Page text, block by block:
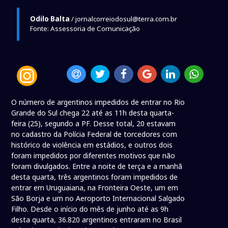
Odilo Balta / jornalcorreiodosul@terra.com.br
Fonte: Assessoria de Comunicação
O número de argentinos impedidos de entrar no Rio
Grande do Sul chega 22 até as 11h desta quarta-
feira (25), segundo a PF. Desse total, 20 estavam
no cadastro da Polícia Federal de torcedores com
histórico de violência em estádios, e outros dois
foram impedidos por diferentes motivos que não
foram divulgados. Entre a noite de terça e a manhã
desta quarta, três argentinos foram impedidos de
entrar em Uruguaiana, na Fronteira Oeste, um em
São Borja e um no Aeroporto Internacional Salgado
Filho. Desde o início do mês de junho até as 9h
desta quarta, 36.820 argentinos entraram no Brasil